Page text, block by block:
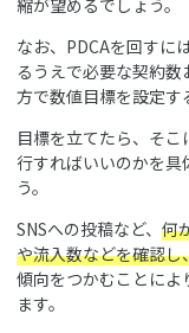
なお、PDCAを回すに
るうえで必要な契約
方で数値目標を設定す
目標を立てたら、そ
行すればいいのかを具
う。
SNSへの投稿など、 何
や流入数などを確認
傾向をつかむことによ
ます。